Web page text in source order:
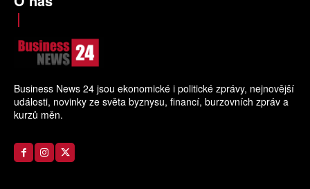
Business News 24 jsou ekonomické i politické zprávy, nejnovější
události, novinky ze světa byznysu, financí, burzovních zpráv a
kurzů měn.